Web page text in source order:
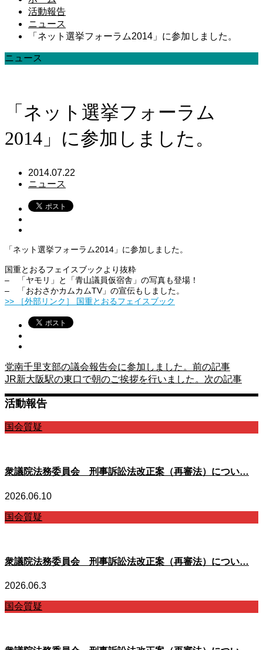
活動報告
ニュース
「ネット選挙フォーラム2014」に参加しました。
ニュース
「ネット選挙フォーラム
2014」に参加しました。
2014.07.22
ニュース
「ネット選挙フォーラム2014」に参加しました。
国重とおるフェイスブックより抜粋
– 「ヤモリ」と「青山議員仮宿舎」の写真も登場！
– 「おおさかカムカムTV」の宣伝もしました。
>> ［外部リンク］ 国重とおるフェイスブック
党南千里支部の議会報告会に参加しました。 前の記事
JR新大阪駅の東口で朝のご挨拶を行いました。 次の記事
活動報告
国会質疑
衆議院法務委員会 刑事訴訟法改正案（再審法）につい…
2026.06.10
国会質疑
衆議院法務委員会 刑事訴訟法改正案（再審法）につい…
2026.06.3
国会質疑